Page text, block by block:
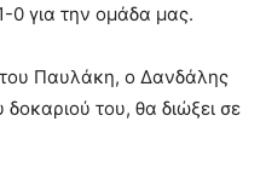
0 για την ομάδα μας.
του Παυλάκη, ο Δανδάλης
δοκαριού του, θα διώξει σε